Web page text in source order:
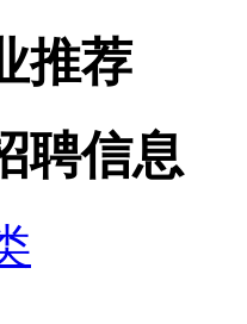
推荐
聘信息